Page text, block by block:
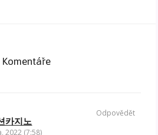
Komentáře
카지노
2022 (7:58)
Odpovědět